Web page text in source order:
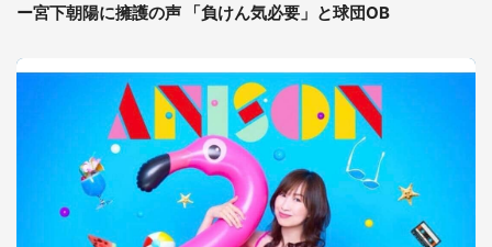
ー宮下朝陽に擁護の声 「負けん気必要」と球団OB